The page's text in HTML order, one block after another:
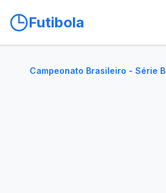
Futibola
Campeonato Brasileiro - Série B